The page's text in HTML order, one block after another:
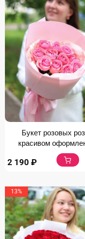
Букет розовых
красивом
2 190 ₽
13%